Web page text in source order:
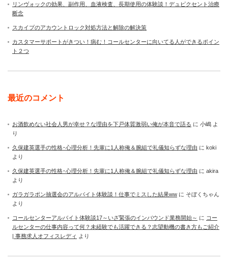
リンヴォックの効果、副作用、血液検査、長期使用の体験談！デュピクセント治療
断念
スカイプのアカウントロック対処方法と解除の解決策
カスタマーサポートがきつい！病む！コールセンターに向いてる人ができるポイン
ト２つ
最近のコメント
お酒飲めない社会人男が幸せ？な理由を下戸体質激弱い俺が本音で語る に 小嶋 よ
り
久保建英選手の性格･心理分析！先輩に1人称俺＆腕組で礼儀知らずな理由 に koki
より
久保建英選手の性格･心理分析！先輩に1人称俺＆腕組で礼儀知らずな理由 に akira
より
ガラガラポン抽選会のアルバイト体験談！仕事でミスした結果ww に そぼくちゃん
より
コールセンターアルバイト体験談17～いざ緊張のインバウンド業務開始～ に コー
ルセンターの仕事内容って何？未経験でも活躍できる？志望動機の書き方もご紹介
| 事務求人オフィスレディ より